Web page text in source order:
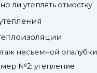
ли утеплять отмостку
несъемной опалубки
№2: утепление